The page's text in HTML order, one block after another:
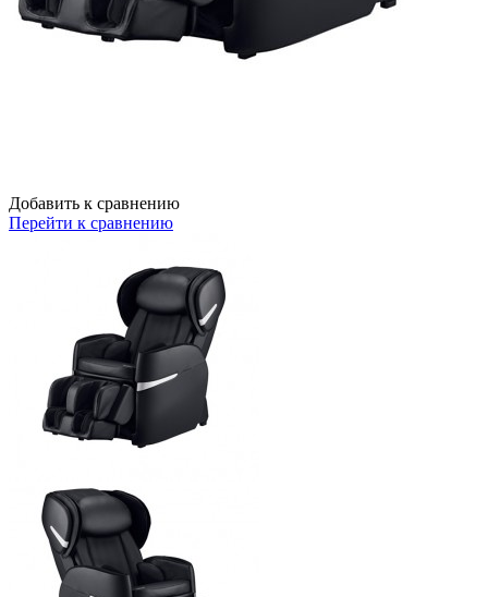
Добавить к сравнению
Перейти к сравнению